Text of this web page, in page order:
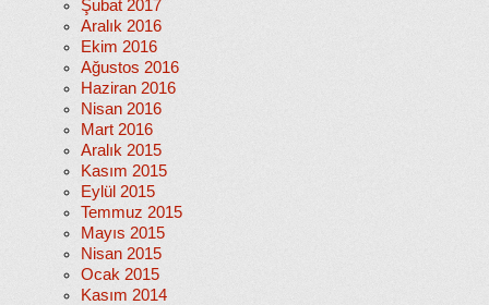
Şubat 2017
Aralık 2016
Ekim 2016
Ağustos 2016
Haziran 2016
Nisan 2016
Mart 2016
Aralık 2015
Kasım 2015
Eylül 2015
Temmuz 2015
Mayıs 2015
Nisan 2015
Ocak 2015
Kasım 2014